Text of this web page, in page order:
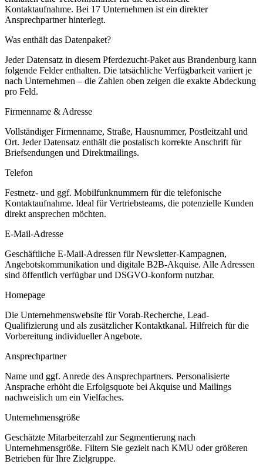
Kontaktaufnahme. Bei 17 Unternehmen ist ein direkter
Ansprechpartner hinterlegt.
Was enthält das Datenpaket?
Jeder Datensatz in diesem Pferdezucht-Paket aus Brandenburg kann
folgende Felder enthalten. Die tatsächliche Verfügbarkeit variiert je
nach Unternehmen – die Zahlen oben zeigen die exakte Abdeckung
pro Feld.
Firmenname & Adresse
Vollständiger Firmenname, Straße, Hausnummer, Postleitzahl und
Ort. Jeder Datensatz enthält die postalisch korrekte Anschrift für
Briefsendungen und Direktmailings.
Telefon
Festnetz- und ggf. Mobilfunknummern für die telefonische
Kontaktaufnahme. Ideal für Vertriebsteams, die potenzielle Kunden
direkt ansprechen möchten.
E-Mail-Adresse
Geschäftliche E-Mail-Adressen für Newsletter-Kampagnen,
Angebotskommunikation und digitale B2B-Akquise. Alle Adressen
sind öffentlich verfügbar und DSGVO-konform nutzbar.
Homepage
Die Unternehmenswebsite für Vorab-Recherche, Lead-
Qualifizierung und als zusätzlicher Kontaktkanal. Hilfreich für die
Vorbereitung individueller Angebote.
Ansprechpartner
Name und ggf. Anrede des Ansprechpartners. Personalisierte
Ansprache erhöht die Erfolgsquote bei Akquise und Mailings
nachweislich um ein Vielfaches.
Unternehmensgröße
Geschätzte Mitarbeiterzahl zur Segmentierung nach
Unternehmensgröße. Filtern Sie gezielt nach KMU oder größeren
Betrieben für Ihre Zielgruppe.